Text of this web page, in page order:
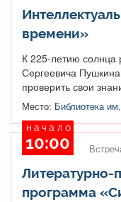
времени»
К 225-летию солнца
Сергеевича
проверить свои
Место: Библиотека
начало
10:00
Литературно-
программа